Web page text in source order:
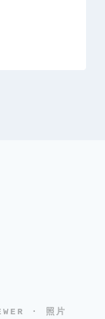
· 照片